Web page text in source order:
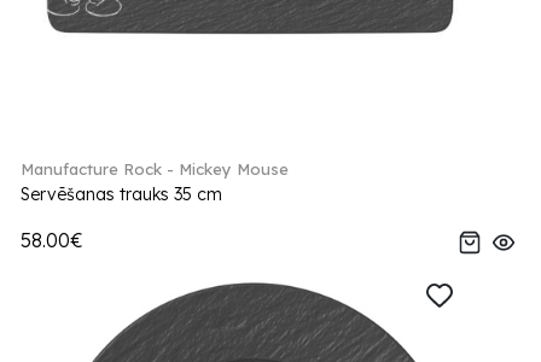
Manufacture Rock - Mickey Mouse
Servēšanas trauks 35 cm
58.00€